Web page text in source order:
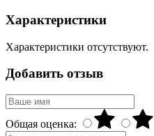
Характеристики
Характеристики отсутствуют.
Добавить отзыв
Общая оценка: